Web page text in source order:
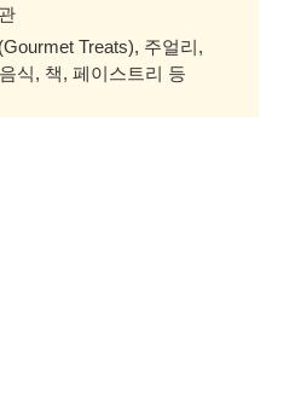
Treats), 주얼리,
식, 책, 페이스트리 등